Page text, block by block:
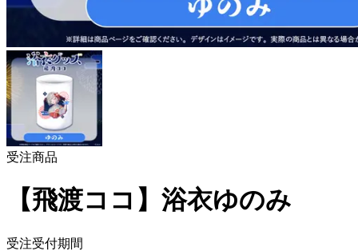
受注商品
【飛渡ココ】浴衣ゆのみ
受注受付期間